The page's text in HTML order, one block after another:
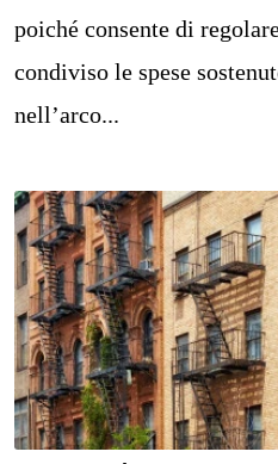
poiché consente di
condiviso le spese
nell’arco...